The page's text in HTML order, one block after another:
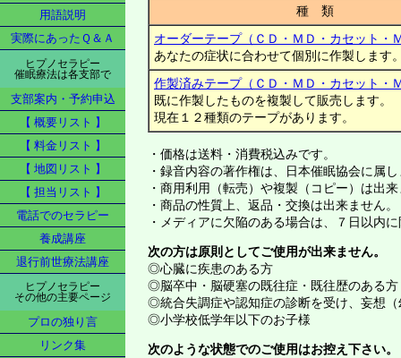
用語説明
実際にあったＱ＆Ａ
ヒプノセラピー
催眠療法は各支部で
支部案内・予約申込
【 概要リスト 】
【 料金リスト 】
【 地図リスト 】
【 担当リスト 】
電話でのセラピー
養成講座
退行前世療法講座
ヒプノセラピー
その他の主要ページ
プロの独り言
リンク集
種 類
オーダーテープ（ＣＤ・ＭＤ・カセット・
あなたの症状に合わせて個別に作製します
作製済みテープ（ＣＤ・ＭＤ・カセット・
既に作製したものを複製して販売します。
現在１２種類のテープがあります。
・価格は送料・消費税込みです。
・録音内容の著作権は、日本催眠協会に属
・商用利用（転売）や複製（コピー）は出
・商品の性質上、返品・交換は出来ません。
・メディアに欠陥のある場合は、７日以内
次の方は原則としてご使用が出来ません。
◎心臓に疾患のある方
◎脳卒中・脳硬塞の既往症・既往歴のある方
◎統合失調症や認知症の診断を受け、妄想
◎小学校低学年以下のお子様
次のような状態でのご使用はお控え下さい。